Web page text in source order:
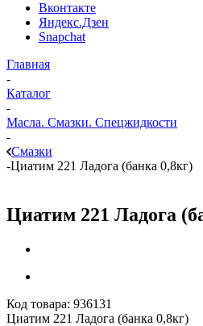
Вконтакте
Яндекс.Дзен
Snapchat
Главная
-
Каталог
-
Масла. Смазки. Спецжидкости
-
Смазки
-Циатим 221 Ладога (банка 0,8кг)
Циатим 221 Ладога
Код товара: 936131
Циатим 221 Ладога (банка 0,8кг)